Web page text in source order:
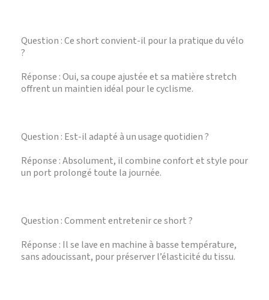
Question : Ce short convient-il pour la pratique du vélo
?
Réponse : Oui, sa coupe ajustée et sa matière stretch
offrent un maintien idéal pour le cyclisme.
Question : Est-il adapté à un usage quotidien ?
Réponse : Absolument, il combine confort et style pour
un port prolongé toute la journée.
Question : Comment entretenir ce short ?
Réponse : Il se lave en machine à basse température,
sans adoucissant, pour préserver l’élasticité du tissu.